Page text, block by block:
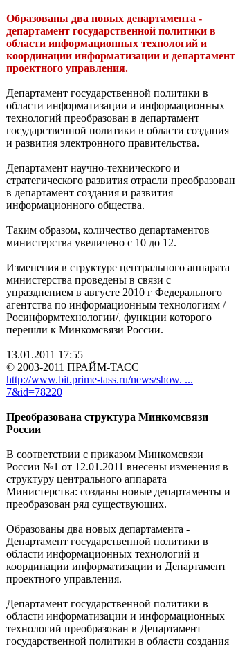
Образованы два новых департамента -
департамент государственной политики в
области информационных технологий и
координации информатизации и департамент
проектного управления.
Департамент государственной политики в
области информатизации и информационных
технологий преобразован в департамент
государственной политики в области создания
и развития электронного правительства.
Департамент научно-технического и
стратегического развития отрасли преобразован
в департамент создания и развития
информационного общества.
Таким образом, количество департаментов
министерства увеличено с 10 до 12.
Изменения в структуре центрального аппарата
министерства проведены в связи с
упразднением в августе 2010 г Федерального
агентства по информационным технологиям /
Росинформтехнологии/, функции которого
перешли к Минкомсвязи России.
13.01.2011 17:55
© 2003-2011 ПРАЙМ-ТАСС
http://www.bit.prime-tass.ru/news/show. ...
7&id=78220
Преобразована структура Минкомсвязи
России
В соответствии с приказом Минкомсвязи
России №1 от 12.01.2011 внесены изменения в
структуру центрального аппарата
Министерства: созданы новые департаменты и
преобразован ряд существующих.
Образованы два новых департамента -
Департамент государственной политики в
области информационных технологий и
координации информатизации и Департамент
проектного управления.
Департамент государственной политики в
области информатизации и информационных
технологий преобразован в Департамент
государственной политики в области создания